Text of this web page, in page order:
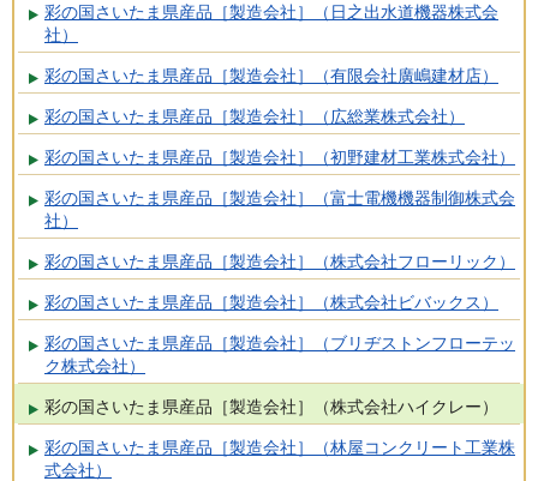
彩の国さいたま県産品［製造会社］（日之出水道機器株式会
社）
彩の国さいたま県産品［製造会社］（有限会社廣嶋建材店）
彩の国さいたま県産品［製造会社］（広総業株式会社）
彩の国さいたま県産品［製造会社］（初野建材工業株式会社）
彩の国さいたま県産品［製造会社］（富士電機機器制御株式会
社）
彩の国さいたま県産品［製造会社］（株式会社フローリック）
彩の国さいたま県産品［製造会社］（株式会社ビバックス）
彩の国さいたま県産品［製造会社］（ブリヂストンフローテッ
ク株式会社）
彩の国さいたま県産品［製造会社］（株式会社ハイクレー）
彩の国さいたま県産品［製造会社］（林屋コンクリート工業株
式会社）